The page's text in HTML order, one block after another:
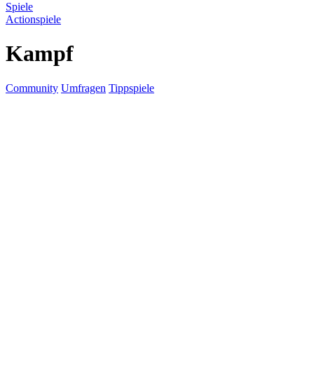
Spiele
Actionspiele
Kampf
Community Umfragen Tippspiele